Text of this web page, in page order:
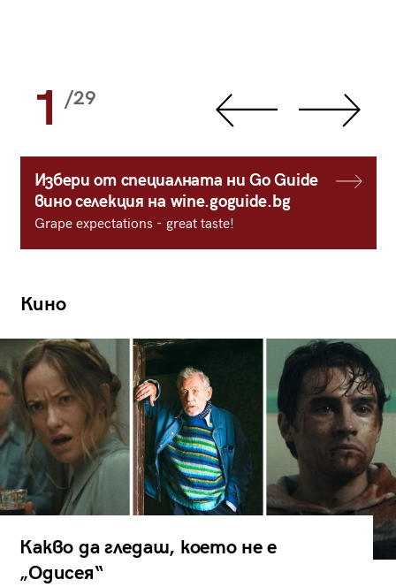
1 /29
Избери от специалната ни Go Guide
вино селекция на wine.goguide.bg
Grape expectations - great taste!
Кино
Какво да гледаш, което не е
„Одисея“